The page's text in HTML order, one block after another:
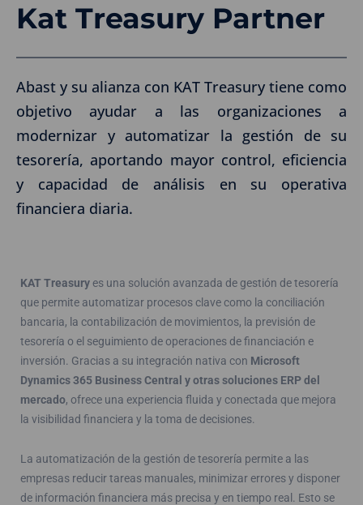
Kat Treasury Partner
Abast y su alianza con KAT Treasury tiene como
objetivo ayudar a las organizaciones a
modernizar y automatizar la gestión de su
tesorería, aportando mayor control, eficiencia
y capacidad de análisis en su operativa
financiera diaria.
KAT Treasuryes una solución avanzada de gestión de tesorería
que permite automatizar procesos clave como la conciliación
bancaria, la contabilización de movimientos, la previsión de
tesorería o el seguimiento de operaciones de financiación e
inversión. Gracias a su integración nativa con Microsoft
Dynamics 365 Business Central y otras soluciones ERP del
mercado, ofrece una experiencia fluida y conectada que mejora
la visibilidad financiera y la toma de decisiones.
La automatización de la gestión de tesorería permite a las
empresas reducir tareas manuales, minimizar errores y disponer
de información financiera más precisa y en tiempo real. Esto se